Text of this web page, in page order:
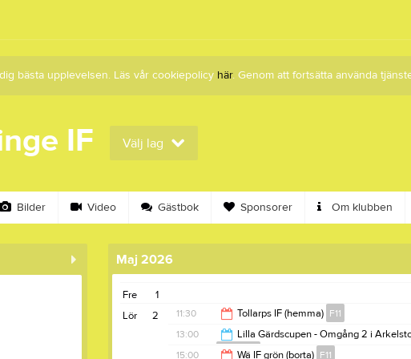
bästa upplevelsen. Läs vår cookiepolicy här. Genom att fortsätta använda
IF Välj lag
Bilder Video Gästbok Sponsorer Om klubben
Maj 2026
1
Fre
2
Lör 11:30 Tollarps IF (hemma) F11
13:30
13:00
Lilla Gärdscupen - Omgång 2 i
Mix2020
15:00 Wä IF grön (borta) F11